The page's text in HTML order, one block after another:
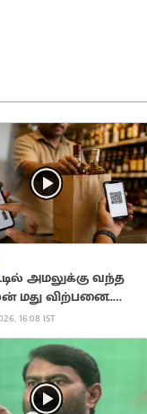
அமலுக்கு வந்த
விற்பனை..
தகவல்
16:08 IST